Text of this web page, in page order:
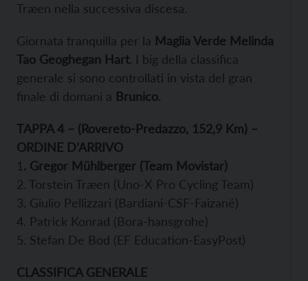
Træen nella successiva discesa.
Giornata tranquilla per la Maglia Verde Melinda
Tao Geoghegan Hart. I big della classifica
generale si sono controllati in vista del gran
finale di domani a Brunico.
TAPPA 4 – (Rovereto-Predazzo, 152,9 Km) –
ORDINE D’ARRIVO
1 . Gregor Mühlberger (Team Movistar)
2. Torstein Træen (Uno-X Pro Cycling Team)
3. Giulio Pellizzari (Bardiani-CSF-Faizané)
4. Patrick Konrad (Bora-hansgrohe)
5. Stefan De Bod (EF Education-EasyPost)
CLASSIFICA GENERALE